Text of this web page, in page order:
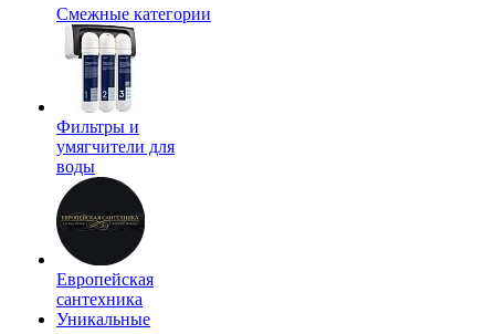
Смежные категории
Фильтры и
умягчители для
воды
Европейская
сантехника
Уникальные